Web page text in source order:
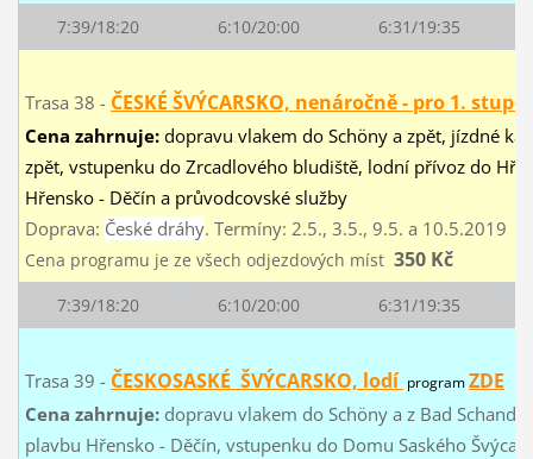
7:39/18:20 6:10/20:00 6:31/19:35
Trasa 38 - ČESKÉ ŠVÝCARSKO, nenáročně - pro 1.
Cena zahrnuje:dopravu vlakem do Schöny a zpět, jízdné
zpět, vstupenku do Zrcadlového bludiště, lodní přívoz do
Hřensko - Děčín a průvodcovské služby
Doprava: České dráhy. Termíny: 2.5., 3.5., 9.5. a 10.5.2019
Cena programu je ze všech odjezdových míst 350 Kč
7:39/18:20 6:10/20:00 6:31/19:35
Trasa 39 - ČESKOSASKÉ ŠVÝCARSKO, lodí programZDE
Cena zahrnuje:dopravu vlakem do Schöny a z Bad
plavbu Hřensko - Děčín, vstupenku do Domu Saského